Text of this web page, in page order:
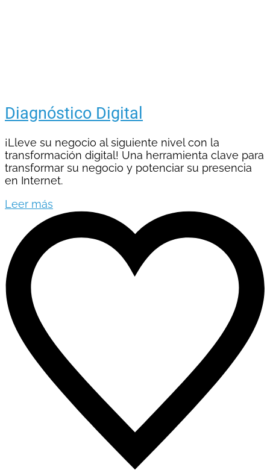
Diagnóstico Digital
¡Lleve su negocio al siguiente nivel con la
transformación digital! Una herramienta clave para
transformar su negocio y potenciar su presencia
en Internet.
Leer más